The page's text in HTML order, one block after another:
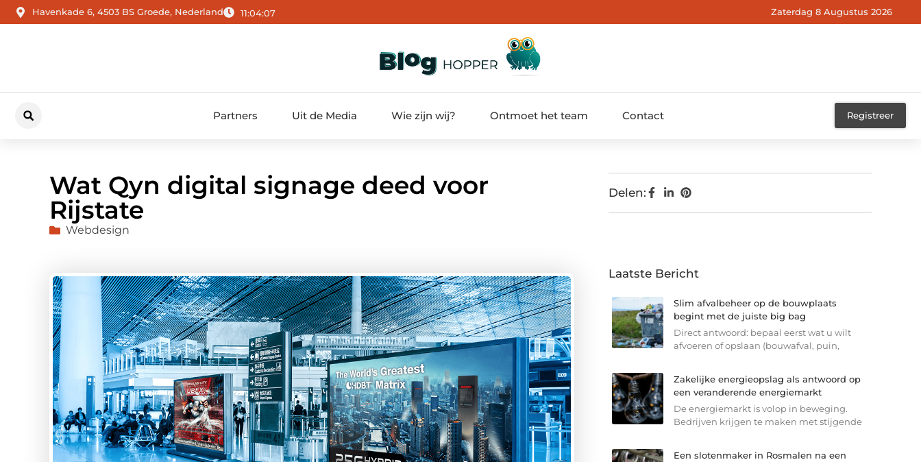
Havenkade 6, 4503 BS Groede, Nederland 11:04:08 Zaterdag 8 Augustus 2026
Partners Uit de Media Wie zijn wij? Ontmoet het team Contact Registreer
Wat Qyn digital signage deed voor
Rijstate
Webdesign
Delen:
Laatste Bericht
Slim afvalbeheer op de bouwplaats
begint met de juiste big bag
Direct antwoord: bepaal eerst wat u wilt
afvoeren of opslaan (bouwafval, puin,
Zakelijke energieopslag als antwoord op
een veranderende energiemarkt
De energiemarkt is volop in beweging.
Bedrijven krijgen te maken met stijgende
Een slotenmaker in Rosmalen na een